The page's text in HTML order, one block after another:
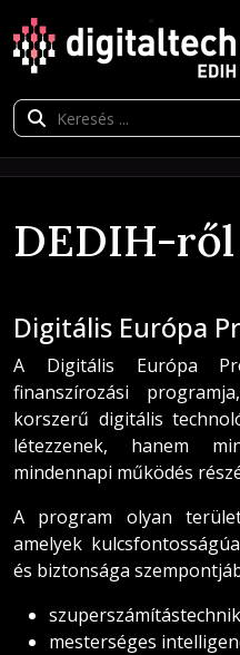
DEDIH-ről
Digitális Európa
A Digitális Európa
finanszírozási
korszerű digitális
létezzenek, hanem
mindennapi működés
A program olyan
amelyek
és biztonsága
mesterséges